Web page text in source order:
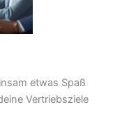
etwas Spaß
Vertriebsziele